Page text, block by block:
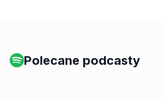
Polecane podcasty